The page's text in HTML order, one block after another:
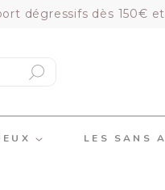
dégressifs dès 150€
LES SANS